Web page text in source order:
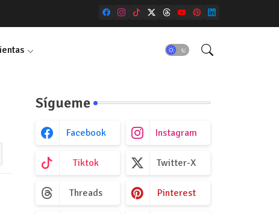
Sígueme
Facebook Instagram
Tiktok Twitter-X
Threads Pinterest